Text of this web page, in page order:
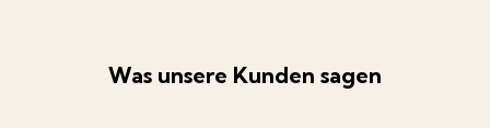
Was unsere Kunden sagen